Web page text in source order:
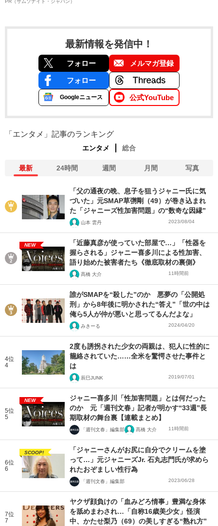
最新情報を発信中！
フォロー メルマガ登録
フォロー
Googleニュース 公式YouTube
「エンタメ」記事のランキング
エンタメ 総合
最新 24時間 週間 月間 写真
「父の通夜の晩、息子を狙うジャニー氏に気
づいた」元SMAP草彅剛（49）が巻き込まれ
た「ジャニーズ性加害問題」の“数奇な因縁”
山本 雲丹 2023/08/04
NEW
「近藤真彦が使っていた部屋で…」「性器を
握らされる」ジャニー喜多川による性加害、
語り始めた被害者たち《徹底取材の裏側》
髙橋 大介 11時間前
誰がSMAPを“殺した”のか 悪夢の「公開処
刑」から8年後に明かされた“答え”「世の中は
俺ら5人が仲が悪いと思ってるんだよな」
みきーる 2024/04/20
4位
4
2度も誘拐された少女の両親は、犯人に性的に
籠絡されていた……全米を驚愕させた事件と
は
辰巳JUNK 2019/07/01
5位
5
NEW
ジャニー喜多川「性加害問題」とは何だった
のか 元「週刊文春」記者が明かす“33週”長
期取材の舞台裏【連載まとめ】
「週刊文春」編集部 髙橋 大介 11時間前
6位
6
SCOOP!
「ジャニーさんがお尻に自分でクリームを塗
って…」元ジャニーズJr. 石丸志門氏が求めら
れたおぞましい性行為
「週刊文春」編集部 2023/06/28
7位
7
ヤクザ顔負けの「血みどろ情事」豊満な身体
を舐めまわされ…「自称16歳美少女」怪演
中、かたせ梨乃（69）の美しすぎる“熟れ方”